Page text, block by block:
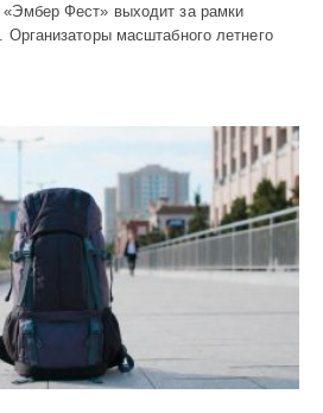
Фест» выходит за рамки
Организаторы масштабного летнего